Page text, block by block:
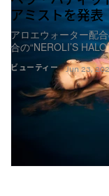
ビューティー
アミストを発表
アロエウォーター配
合の“NEROLI’S
Jun 23,